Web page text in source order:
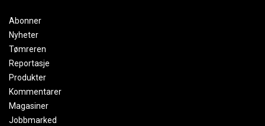
Abonner
Nyheter
Tømreren
Reportasje
Produkter
Kommentarer
Magasiner
Jobbmarked